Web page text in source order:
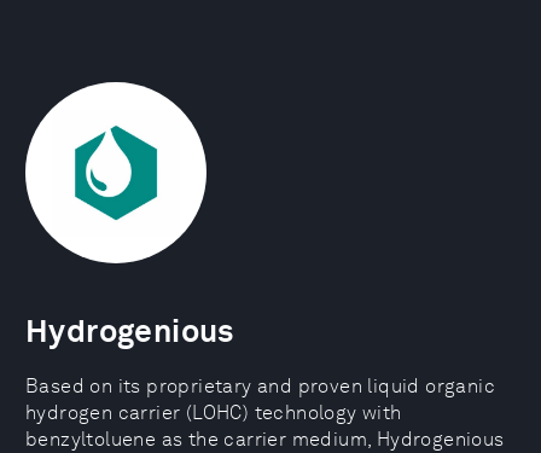
Hydrogenious
Based on its proprietary and proven liquid organic
hydrogen carrier (LOHC) technology with
benzyltoluene as the carrier medium, Hydrogenious